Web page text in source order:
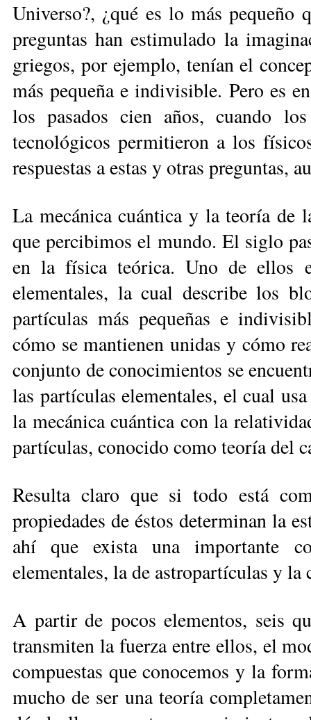
Universo?, ¿qué es lo más pequeño
preguntas han estimulado la
griegos, por ejemplo, tenían el
más pequeña e indivisible. Pero es
los pasados cien años, cuando
tecnológicos permitieron a los
respuestas a estas y otras preguntas,
La mecánica cuántica y la teoría de
que percibimos el mundo. El siglo
en la física teórica. Uno de ellos
elementales, la cual describe los
partículas más pequeñas e
cómo se mantienen unidas y cómo
conjunto de conocimientos se
las partículas elementales, el cual
la mecánica cuántica con la
partículas, conocido como teoría del
Resulta claro que si todo está
propiedades de éstos determinan la
ahí que exista una importante
elementales, la de astropartículas y la
A partir de pocos elementos, seis
transmiten la fuerza entre ellos, el
compuestas que conocemos y la
mucho de ser una teoría